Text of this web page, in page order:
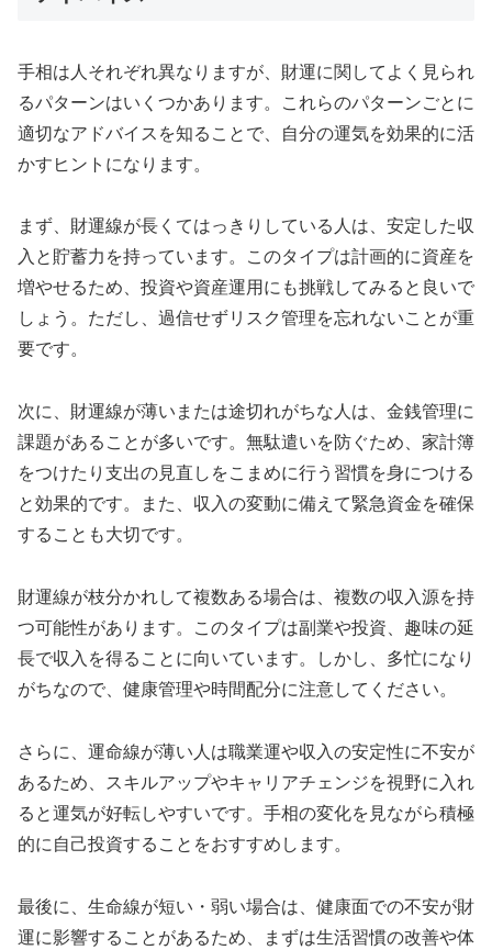
手相は人それぞれ異なりますが、財運に関してよく見られ
るパターンはいくつかあります。これらのパターンごとに
適切なアドバイスを知ることで、自分の運気を効果的に活
かすヒントになります。
まず、財運線が長くてはっきりしている人は、安定した収
入と貯蓄力を持っています。このタイプは計画的に資産を
増やせるため、投資や資産運用にも挑戦してみると良いで
しょう。ただし、過信せずリスク管理を忘れないことが重
要です。
次に、財運線が薄いまたは途切れがちな人は、金銭管理に
課題があることが多いです。無駄遣いを防ぐため、家計簿
をつけたり支出の見直しをこまめに行う習慣を身につける
と効果的です。また、収入の変動に備えて緊急資金を確保
することも大切です。
財運線が枝分かれして複数ある場合は、複数の収入源を持
つ可能性があります。このタイプは副業や投資、趣味の延
長で収入を得ることに向いています。しかし、多忙になり
がちなので、健康管理や時間配分に注意してください。
さらに、運命線が薄い人は職業運や収入の安定性に不安が
あるため、スキルアップやキャリアチェンジを視野に入れ
ると運気が好転しやすいです。手相の変化を見ながら積極
的に自己投資することをおすすめします。
最後に、生命線が短い・弱い場合は、健康面での不安が財
運に影響することがあるため、まずは生活習慣の改善や体